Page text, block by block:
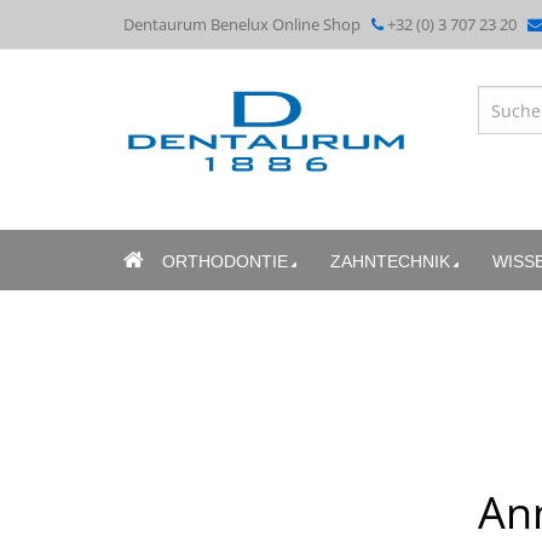
Dentaurum Benelux Online Shop +32 (0) 3 707 23 20
ORTHODONTIE ZAHNTECHNIK